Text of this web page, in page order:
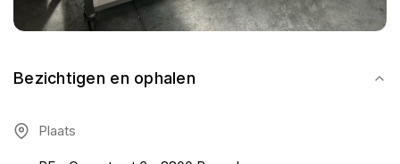
Bezichtigen en ophalen
Plaats